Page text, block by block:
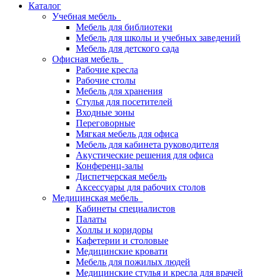
Каталог
Учебная мебель
Мебель для библиотеки
Мебель для школы и учебных заведений
Мебель для детского сада
Офисная мебель
Рабочие кресла
Рабочие столы
Мебель для хранения
Стулья для посетителей
Входные зоны
Переговорные
Мягкая мебель для офиса
Мебель для кабинета руководителя
Акустические решения для офиса
Конференц-залы
Диспетчерская мебель
Аксессуары для рабочих столов
Медицинская мебель
Кабинеты специалистов
Палаты
Холлы и коридоры
Кафетерии и столовые
Медицинские кровати
Мебель для пожилых людей
Медицинские стулья и кресла для врачей